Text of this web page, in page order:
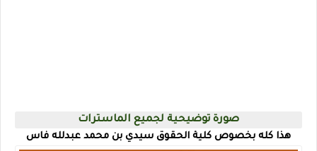
صورة توضيحية لجميع الماسترات
هذا كله بخصوص كلية الحقوق سيدي بن محمد عبدلله فاس